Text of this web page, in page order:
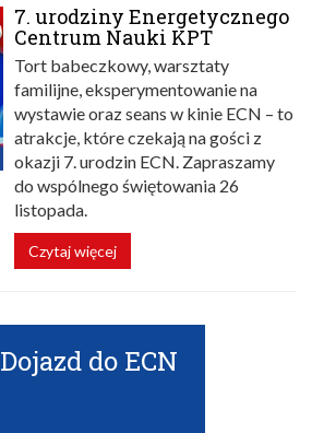
7. urodziny Energetycznego
Centrum Nauki KPT
Tort babeczkowy, warsztaty
familijne, eksperymentowanie na
wystawie oraz seans w kinie ECN – to
atrakcje, które czekają na gości z
okazji 7. urodzin ECN. Zapraszamy
do wspólnego świętowania 26
listopada.
Czytaj więcej
Dojazd do ECN